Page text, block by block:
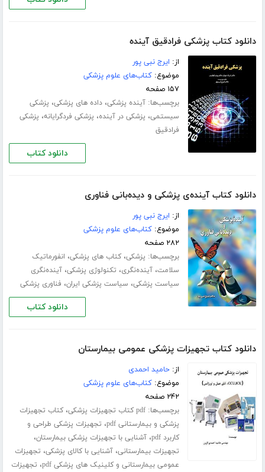
دانلود کتاب پزشکی فرادقیق آینده
از: ایرج نبی پور
موضوع:کتاب‌های علوم پزشکی
۱۵۷ صفحه
برچسب‌ها:آینده پزشکی،داده های پزشکی، پزشکی
سیستمی، پزشکی در آینده، پزشکی فردگرایانه، پزشکی
فرادقیق
دانلود کتاب
دانلود کتاب آینده‌ی پزشکی و دیده‌بانی فناوری
از: ایرج نبی پور
موضوع:کتاب‌های علوم پزشکی
۲۸۲ صفحه
برچسب‌ها: پزشکی،کتاب های پزشکی، انفورماتیک
سلامت،آینده‌نگری، تکنولوژی پزشکی،آینده‌نگری
سیاست پزشکی، سیاست پزشکی ایران، فناوری پزشکی
دانلود کتاب
دانلود کتاب تجهیزات پزشکی عمومی بیمارستان
از:حامید احمدی
موضوع:کتاب‌های علوم پزشکی
۲۴۲ صفحه
برچسب‌ها:pdf کتاب تجهیزات پزشکی ،کتاب تجهیزات
پزشکی و بیمارستانی pdf
، تجهیزات پزشکی طراحی و
کاربرد pdf
،آشنایی با تجهیزات پزشکی بیمارستان،
تجهیزات بیمارستانی،آشنایی با کالای پزشکی، تجهیزات
عمومی بیمارستانی و کلینیک های پزشکی pdf
، تجهیزات